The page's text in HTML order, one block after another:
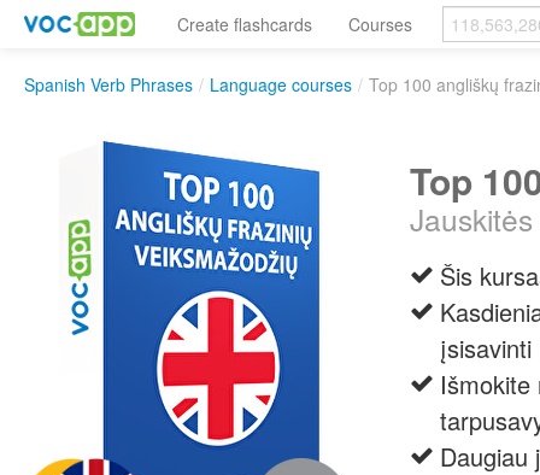
Create flashcards Courses
Spanish Verb Phrases / Language courses / Top 100 angliškų
Top
Šis
Daugiau